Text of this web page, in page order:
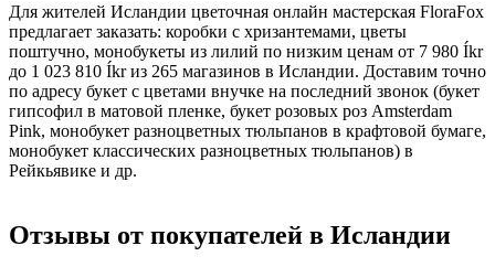
Для жителей Исландии цветочная онлайн мастерская FloraFox
предлагает заказать: коробки с хризантемами, цветы
поштучно, монобукеты из лилий по низким ценам от 7 980 Íkr
до 1 023 810 Íkr из 265 магазинов в Исландии. Доставим точно
по адресу букет с цветами внучке на последний звонок (букет
гипсофил в матовой пленке, букет розовых роз Amsterdam
Pink, монобукет разноцветных тюльпанов в крафтовой бумаге,
монобукет классических разноцветных тюльпанов) в
Рейкьявике и др.
Отзывы от покупателей в Исландии